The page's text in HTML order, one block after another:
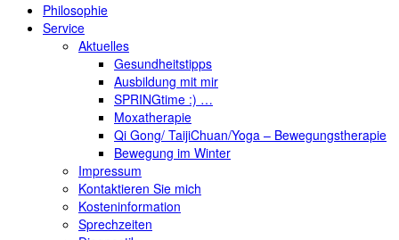
Philosophie
Service
Aktuelles
Gesundheitstipps
Ausbildung mit mir
SPRINGtime :) …
Moxatherapie
Qi Gong/ TaijiChuan/Yoga – Bewegungstherapie
Bewegung im Winter
Impressum
Kontaktieren Sie mich
Kosteninformation
Sprechzeiten